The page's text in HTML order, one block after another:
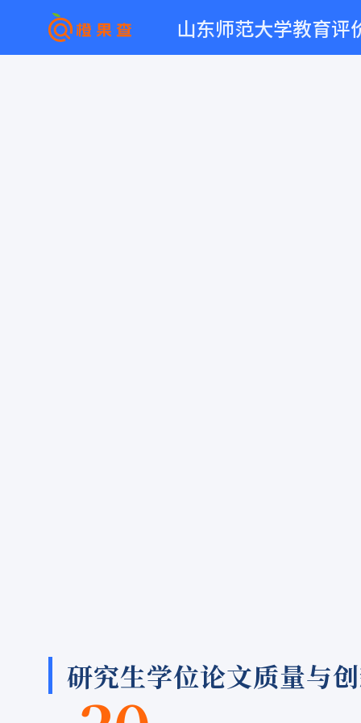
山东师范大学教育评
研究生学位论文质量与